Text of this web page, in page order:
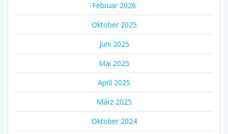
Februar 2026
Oktober 2025
Juni 2025
Mai 2025
April 2025
März 2025
Oktober 2024